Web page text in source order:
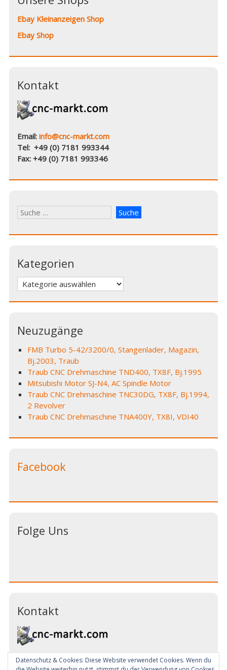
Ebay Kleinanzeigen Shop
Ebay Shop
Kontakt
Email:info@cnc-markt.com
Tel: +49 (0) 7181 993344
Fax: +49 (0) 7181 993346
Kategorien
Kategorien
Neuzugänge
FMB Turbo 5-42/3200/0, Stangenlader, Magazin,
Bj.2003, Traub
Traub CNC Drehmaschine TND400, TX8F, Bj.1995
Mitsubishi Motor SJ-N4, AC Spindle Motor
Traub CNC Drehmaschine TNC30DG, TX8F, Bj.1994,
2 Revolver
Traub CNC Drehmaschine TNA400Y, TX8I, VDI40
Facebook
Folge Uns
Kontakt
Email:info@cnc-markt.com
Datenschutz & Cookies: Diese Website verwendet Cookies. Wenn du